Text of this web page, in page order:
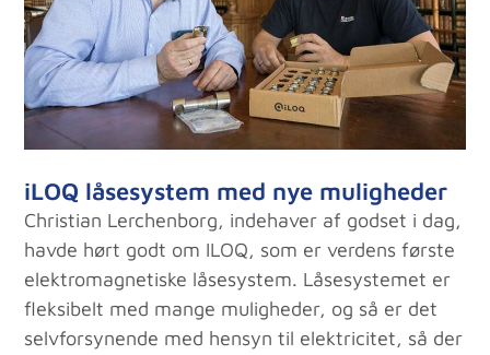
iLOQ låsesystem med nye muligheder
Christian Lerchenborg, indehaver af godset i dag,
havde hørt godt om ILOQ, som er verdens første
elektromagnetiske låsesystem. Låsesystemet er
fleksibelt med mange muligheder, og så er det
selvforsynende med hensyn til elektricitet, så der